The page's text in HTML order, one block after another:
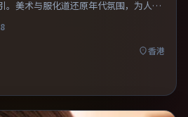
。美术与服化道还原年代氛围，为人物
偏爱群像戏与命运母题的影迷。
香港